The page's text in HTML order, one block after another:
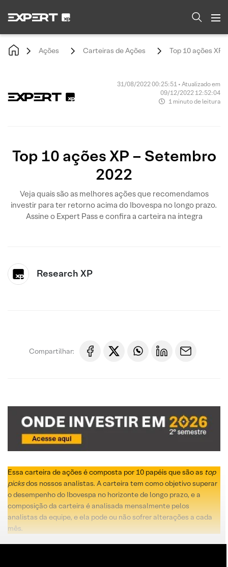
Ações Carteiras de Ações Top 10 ações XP
31/08/2022 00:25:51 • Atualizado em
09/12/2022 12:52:04
1 minuto de leitura
Top 10 ações XP – Setembro
2022
Veja quais são as melhores ações que recomendamos
investir para ter retorno acima do Ibovespa no longo prazo.
Assine o Expert Pass e confira a carteira na íntegra
Research XP
Compartilhar:
Essa carteira de ações é composta por 10 papéis que são as top
picksdos nossos analistas. A carteira tem como objetivo superar
o desempenho do Ibovespa no horizonte de longo prazo, e a
composição da carteira é analisada mensalmente pelos
analistas da equipe, e ela pode ou não sofrer alterações a cada
mês.